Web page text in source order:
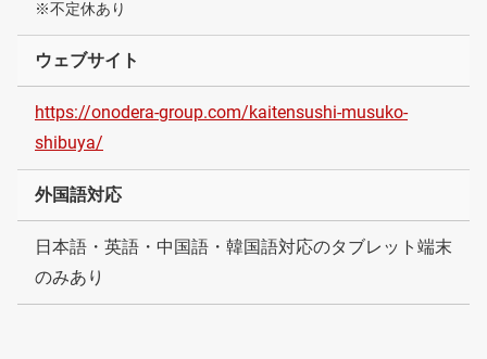
※不定休あり
ウェブサイト
https://onodera-group.com/kaitensushi-musuko-
shibuya/
外国語対応
日本語・英語・中国語・韓国語対応のタブレット端末
のみあり